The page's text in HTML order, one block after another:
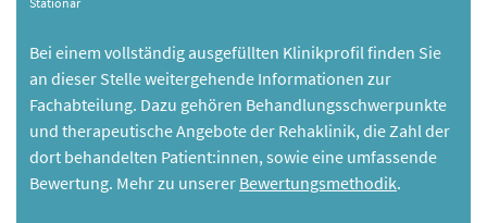
Bei einem vollständig ausgefüllten Klinikprofil finden Sie
an dieser Stelle weitergehende Informationen zur
Fachabteilung. Dazu gehören Behandlungsschwerpunkte
und therapeutische Angebote der Rehaklinik, die Zahl der
dort behandelten Patient:innen, sowie eine umfassende
Bewertung. Mehr zu unserer Bewertungsmethodik.